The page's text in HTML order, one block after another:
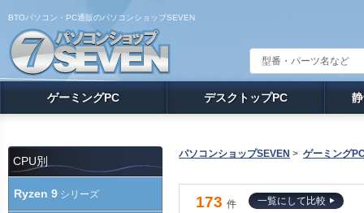
BTOパソコン・PC通販のパソコンショップSEVEN
ゲーミングPC デスクトップPC
パソコンショップSEVEN > ゲーミング
173 件
一覧にして比較
CPU別
Ryzen 9 シリーズ